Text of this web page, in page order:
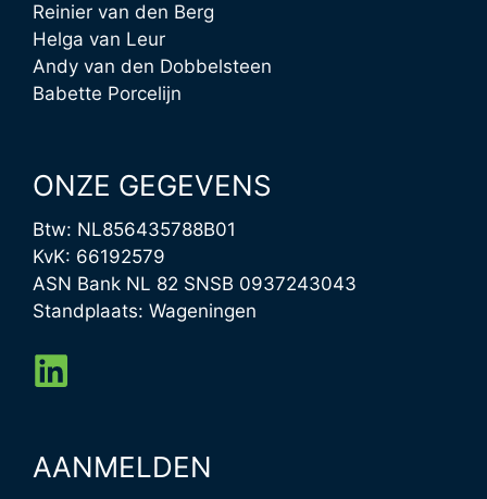
Reinier van den Berg
Helga van Leur
Andy van den Dobbelsteen
Babette Porcelijn
ONZE GEGEVENS
Btw: NL856435788B01
KvK: 66192579
ASN Bank NL 82 SNSB 0937243043
Standplaats: Wageningen
AANMELDEN